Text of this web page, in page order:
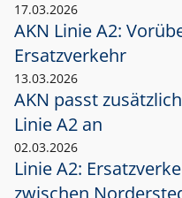
17.03.2026
AKN Linie A2:
Ersatzverkehr
13.03.2026
AKN passt
Linie A2 an
02.03.2026
Linie A2: